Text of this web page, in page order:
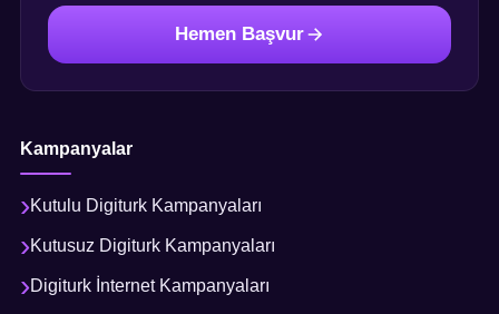
Hemen Başvur
Kampanyalar
Kutulu Digiturk Kampanyaları
Kutusuz Digiturk Kampanyaları
Digiturk İnternet Kampanyaları